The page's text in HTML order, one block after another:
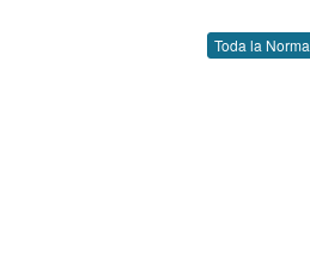
Toda la Norma